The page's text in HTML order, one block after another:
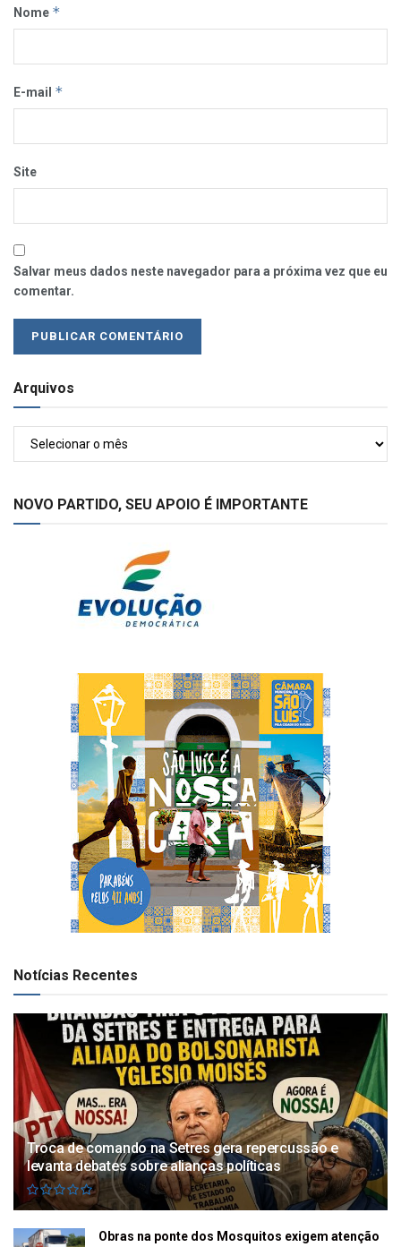
Nome *
E-mail *
Site
Salvar meus dados neste navegador para a próxima vez que eu
comentar.
Arquivos
NOVO PARTIDO, SEU APOIO É IMPORTANTE
Notícias Recentes
Troca de comando na Setres gera repercussão e
levanta debates sobre alianças políticas
Obras na ponte dos Mosquitos exigem atenção